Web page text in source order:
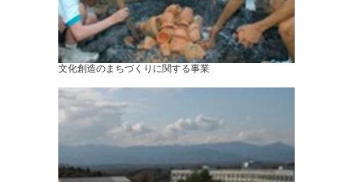
文化創造のまちづくりに関する事業